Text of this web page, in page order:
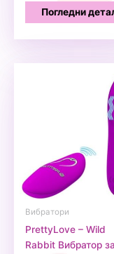
Погледни
Вибратори
PrettyLove – Wild
Rabbit Вибратор